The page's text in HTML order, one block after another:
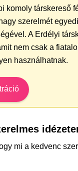
komoly társkereső
szerelmét
A Erdélyi
nem csak a
használhatnak.
mi a kedvenc